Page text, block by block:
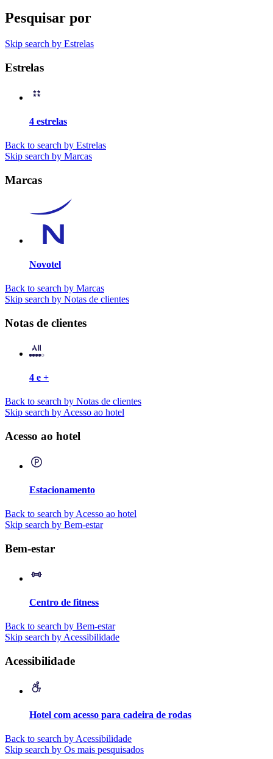
Pesquisar por
Skip search by Estrelas
Estrelas
4 estrelas
Back to search by Estrelas
Skip search by Marcas
Marcas
Novotel
Back to search by Marcas
Skip search by Notas de clientes
Notas de clientes
4 e +
Back to search by Notas de clientes
Skip search by Acesso ao hotel
Acesso ao hotel
Estacionamento
Back to search by Acesso ao hotel
Skip search by Bem-estar
Bem-estar
Centro de fitness
Back to search by Bem-estar
Skip search by Acessibilidade
Acessibilidade
Hotel com acesso para cadeira de rodas
Back to search by Acessibilidade
Skip search by Os mais pesquisados